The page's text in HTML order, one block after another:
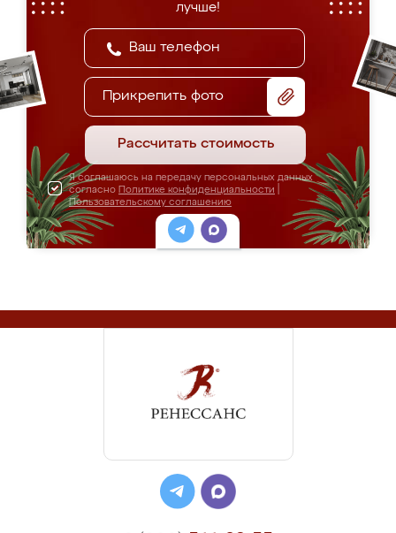
лучше!
Прикрепить фото
Рассчитать стоимость
Я соглашаюсь на передачу персональных данных
согласно Политике конфиденциальности
Пользовательскому соглашению